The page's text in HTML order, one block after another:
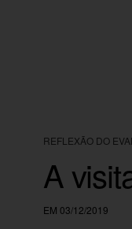
REFLEXÃO DO
A
EM 03/12/2019